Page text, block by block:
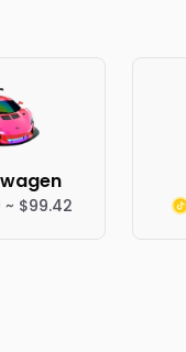
~ $99.42